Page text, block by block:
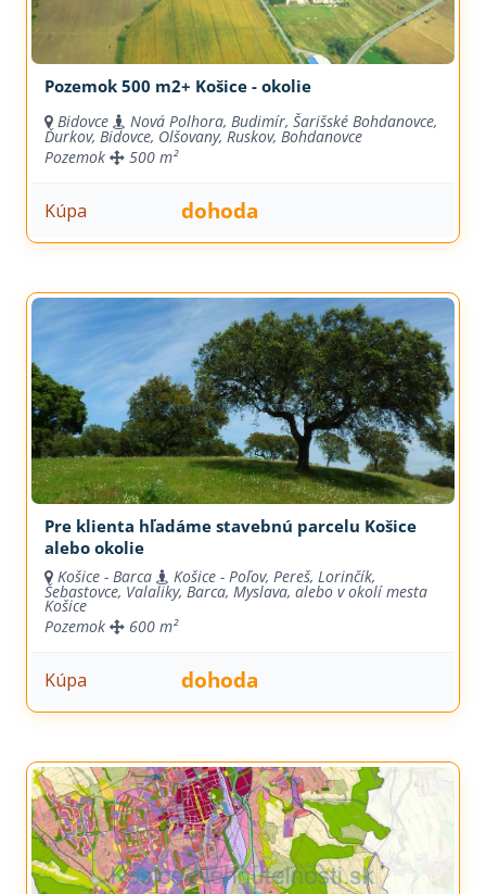
Pozemok 500 m2+ Košice - okolie
Bidovce Nová Polhora, Budimír, Šarišské Bohdanovce,
Ďurkov, Bidovce, Olšovany, Ruskov, Bohdanovce
Pozemok
500 m²
Kúpa dohoda
Pre klienta hľadáme stavebnú parcelu Košice
alebo okolie
Košice - Barca Košice - Poľov, Pereš, Lorinčík,
Šebastovce, Valaliky, Barca, Myslava, alebo v okolí mesta
Košice
Pozemok
600 m²
Kúpa dohoda